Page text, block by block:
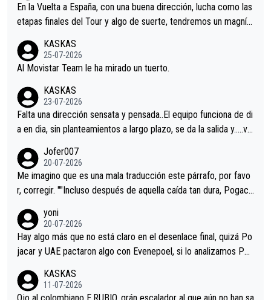
En la Vuelta a España, con una buena dirección, lucha como las
etapas finales del Tour y algo de suerte, tendremos un magnífi
KASKAS
25-07-2026
Al Movistar Team le ha mirado un tuerto.
KASKAS
23-07-2026
Falta una dirección sensata y pensada..El equipo funciona de di
a en dia, sin planteamientos a largo plazo, se da la salida y…..ve
Minguez, Velez etc etc.Me da pena vivir estos momentos tan
tristes sin victorias.
Jofer007
20-07-2026
Me imagino que es una mala traducción este párrafo, por favo
r, corregir. ""Incluso después de aquella caída tan dura, Pogaca
permaneció pegado a su rueda. Parecía increíble la forma en l
a que era capaz de controlar el miedo", recordó."
yoni
20-07-2026
Hay algo más que no está claro en el desenlace final, quizá Po
jacar y UAE pactaron algo con Evenepoel, si lo analizamos Poj
i sin pedalear, luego está el saludo con Evenepoel dándose la
mano de una manera muy fraternal, más allá de los típicos toqu
KASKAS
11-07-2026